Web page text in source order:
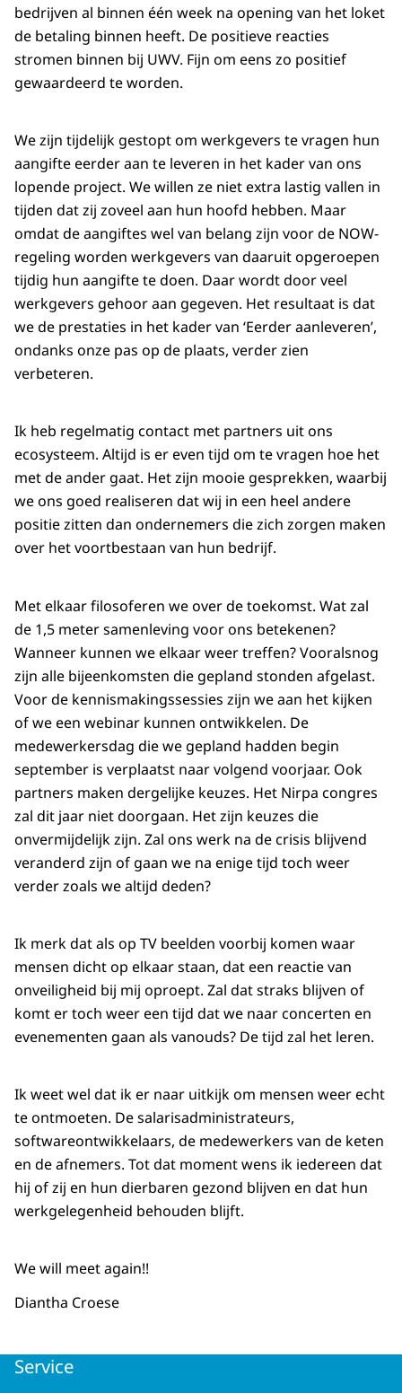
bedrijven al binnen één week na opening van het loket
de betaling binnen heeft. De positieve reacties
stromen binnen bij UWV. Fijn om eens zo positief
gewaardeerd te worden.
We zijn tijdelijk gestopt om werkgevers te vragen hun
aangifte eerder aan te leveren in het kader van ons
lopende project. We willen ze niet extra lastig vallen in
tijden dat zij zoveel aan hun hoofd hebben. Maar
omdat de aangiftes wel van belang zijn voor de NOW-
regeling worden werkgevers van daaruit opgeroepen
tijdig hun aangifte te doen. Daar wordt door veel
werkgevers gehoor aan gegeven. Het resultaat is dat
we de prestaties in het kader van ‘Eerder aanleveren’,
ondanks onze pas op de plaats, verder zien
verbeteren.
Ik heb regelmatig contact met partners uit ons
ecosysteem. Altijd is er even tijd om te vragen hoe het
met de ander gaat. Het zijn mooie gesprekken, waarbij
we ons goed realiseren dat wij in een heel andere
positie zitten dan ondernemers die zich zorgen maken
over het voortbestaan van hun bedrijf.
Met elkaar filosoferen we over de toekomst. Wat zal
de 1,5 meter samenleving voor ons betekenen?
Wanneer kunnen we elkaar weer treffen? Vooralsnog
zijn alle bijeenkomsten die gepland stonden afgelast.
Voor de kennismakingssessies zijn we aan het kijken
of we een webinar kunnen ontwikkelen. De
medewerkersdag die we gepland hadden begin
september is verplaatst naar volgend voorjaar. Ook
partners maken dergelijke keuzes. Het Nirpa congres
zal dit jaar niet doorgaan. Het zijn keuzes die
onvermijdelijk zijn. Zal ons werk na de crisis blijvend
veranderd zijn of gaan we na enige tijd toch weer
verder zoals we altijd deden?
Ik merk dat als op TV beelden voorbij komen waar
mensen dicht op elkaar staan, dat een reactie van
onveiligheid bij mij oproept. Zal dat straks blijven of
komt er toch weer een tijd dat we naar concerten en
evenementen gaan als vanouds? De tijd zal het leren.
Ik weet wel dat ik er naar uitkijk om mensen weer echt
te ontmoeten. De salarisadministrateurs,
softwareontwikkelaars, de medewerkers van de keten
en de afnemers. Tot dat moment wens ik iedereen dat
hij of zij en hun dierbaren gezond blijven en dat hun
werkgelegenheid behouden blijft.
We will meet again!!
Diantha Croese
Service